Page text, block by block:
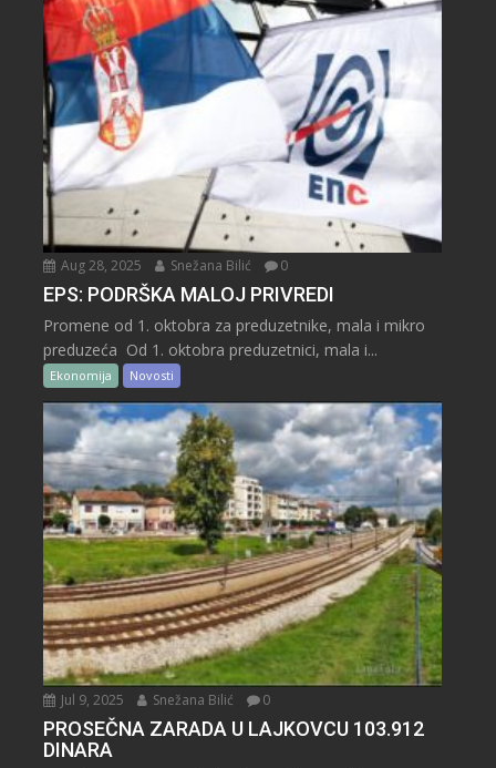
Aug 28, 2025 Snežana Bilić 0
EPS: PODRŠKA MALOJ PRIVREDI
Promene od 1. oktobra za preduzetnike, mala i mikro
preduzeća Od 1. oktobra preduzetnici, mala i...
Ekonomija Novosti
Jul 9, 2025 Snežana Bilić 0
PROSEČNA ZARADA U LAJKOVCU 103.912
DINARA